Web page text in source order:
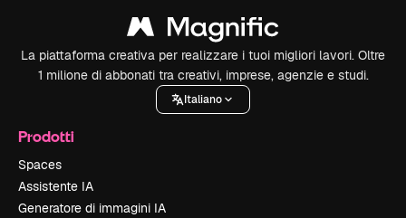
La piattaforma creativa per realizzare i tuoi migliori lavori. Oltre
1 milione di abbonati tra creativi, imprese, agenzie e studi.
Italiano
Prodotti
Spaces
Assistente IA
Generatore di immagini IA